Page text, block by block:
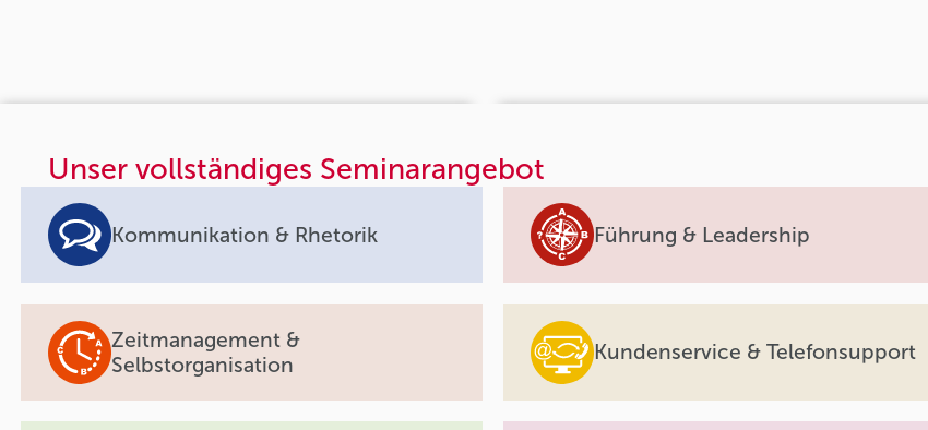
Unser vollständiges Seminarangebot
Kommunikation & Rhetorik Führung & Leadership
Zeitmanagement &
Selbstorganisation
Kundenservice & Telefonsupport